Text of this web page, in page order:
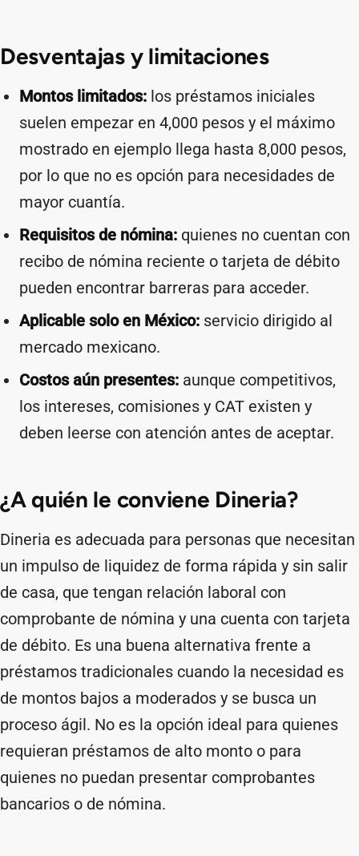
Desventajas y limitaciones
Montos limitados: los préstamos iniciales
suelen empezar en 4,000 pesos y el máximo
mostrado en ejemplo llega hasta 8,000 pesos,
por lo que no es opción para necesidades de
mayor cuantía.
Requisitos de nómina: quienes no cuentan con
recibo de nómina reciente o tarjeta de débito
pueden encontrar barreras para acceder.
Aplicable solo en México: servicio dirigido al
mercado mexicano.
Costos aún presentes: aunque competitivos,
los intereses, comisiones y CAT existen y
deben leerse con atención antes de aceptar.
¿A quién le conviene Dineria?
Dineria es adecuada para personas que necesitan
un impulso de liquidez de forma rápida y sin salir
de casa, que tengan relación laboral con
comprobante de nómina y una cuenta con tarjeta
de débito. Es una buena alternativa frente a
préstamos tradicionales cuando la necesidad es
de montos bajos a moderados y se busca un
proceso ágil. No es la opción ideal para quienes
requieran préstamos de alto monto o para
quienes no puedan presentar comprobantes
bancarios o de nómina.